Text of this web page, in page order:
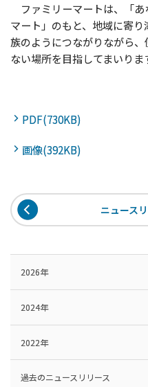
ファミリーマートは、「あ
マート」のもと、地域に寄
族のようにつながりながら
ない場所を目指してまいりま
PDF(730KB)
画像(392KB)
ニュース
2026年
2024年
2022年
過去のニュースリリース